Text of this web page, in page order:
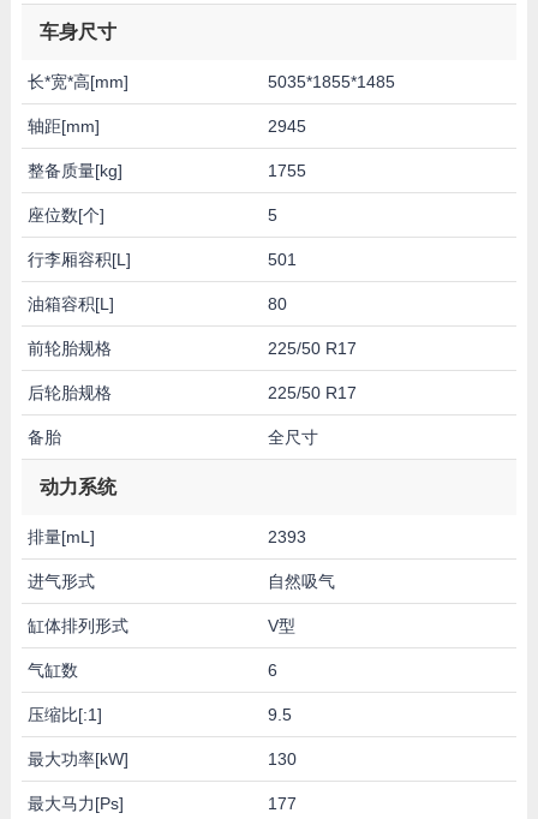
车身尺寸
长*宽*高[mm] 5035*1855*1485
轴距[mm] 2945
整备质量[kg] 1755
座位数[个] 5
行李厢容积[L] 501
油箱容积[L] 80
前轮胎规格 225/50 R17
后轮胎规格 225/50 R17
备胎 全尺寸
动力系统
排量[mL] 2393
进气形式 自然吸气
缸体排列形式 V型
气缸数 6
压缩比[:1] 9.5
最大功率[kW] 130
最大马力[Ps] 177